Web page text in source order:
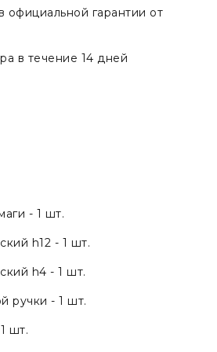
официальной гарантии от
в течение 14 дней
- 1 шт.
h12 - 1 шт.
h4 - 1 шт.
ручки - 1 шт.
шт.